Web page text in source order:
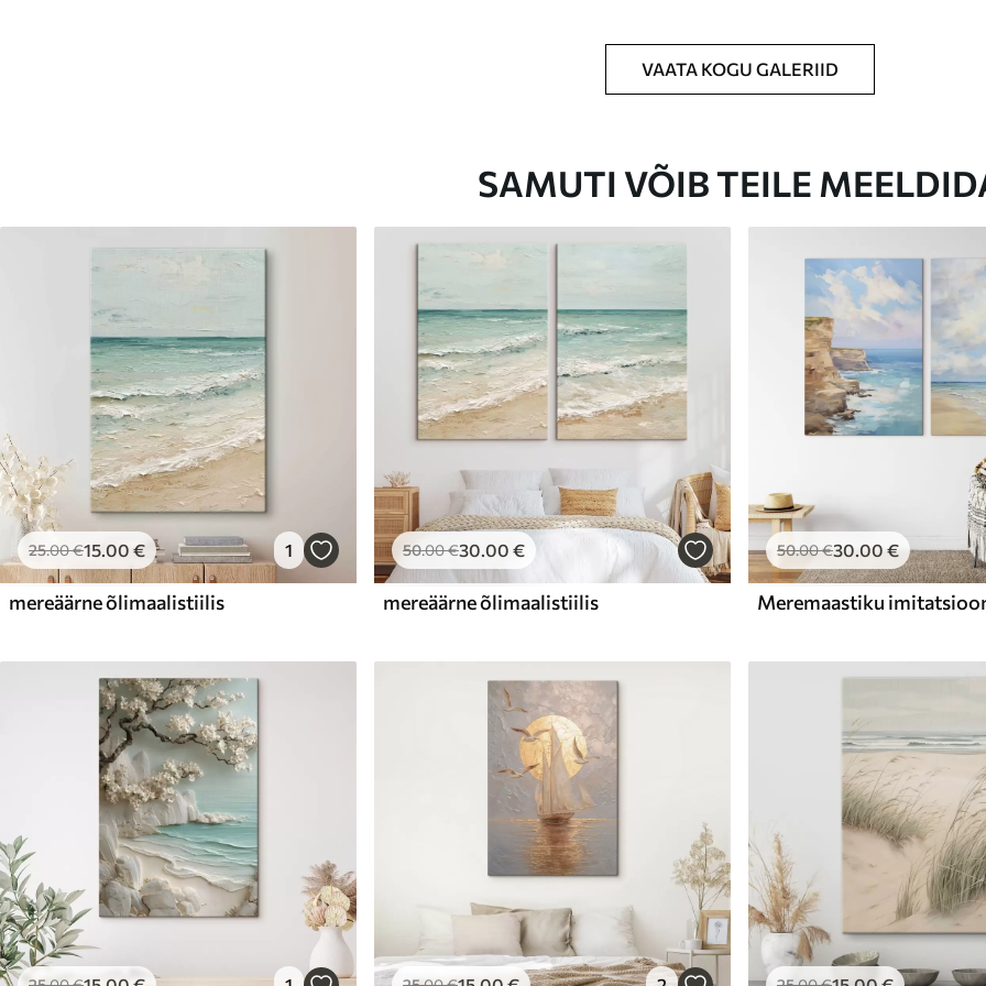
VAATA KOGU GALERIID
SAMUTI VÕIB TEILE
25.00€15.00 € 1
mereäärne õlimaalistiilis
50.00€30.00 €
mereäärne õlimaalistiilis
50.00€30.00 €
Meremaastiku